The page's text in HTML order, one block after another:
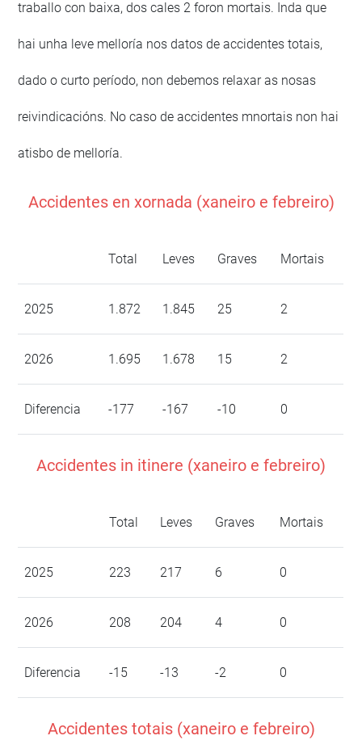
traballo con baixa, dos cales 2 foron mortais. Inda que
hai unha leve melloría nos datos de accidentes totais,
dado o curto período, non debemos relaxar as nosas
reivindicacións. No caso de accidentes mnortais non hai
atisbo de melloría.
Accidentes en xornada (xaneiro e febreiro)
Total Leves Graves Mortais
2025 1.872 1.845 25 2
2026 1.695 1.678 15 2
Diferencia -177 -167 -10 0
Accidentes in itinere (xaneiro e febreiro)
Total Leves Graves Mortais
2025 223 217 6 0
2026 208 204 4 0
Diferencia -15 -13 -2 0
Accidentes totais (xaneiro e febreiro)